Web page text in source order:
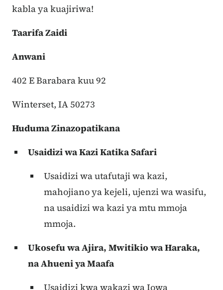
kabla ya kuajiriwa!
Taarifa Zaidi
Anwani
402 E Barabara kuu 92
Winterset, IA 50273
Huduma Zinazopatikana
Usaidizi wa Kazi Katika Safari
Usaidizi wa utafutaji wa kazi,
mahojiano ya kejeli, ujenzi wa wasifu,
na usaidizi wa kazi ya mtu mmoja
mmoja.
Ukosefu wa Ajira, Mwitikio wa Haraka,
na Ahueni ya Maafa
Usaidizi kwa wakazi wa Iowa